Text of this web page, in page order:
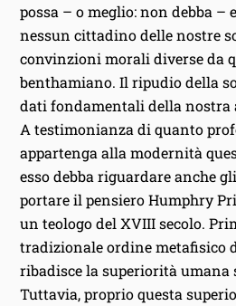
possa – o meglio: non debba –
nessun cittadino delle nostre
convinzioni morali diverse da
benthamiano. Il ripudio della
dati fondamentali della nostra
A testimonianza di quanto
appartenga alla modernità
esso debba riguardare anche
portare il pensiero Humphry
un teologo del XVIII secolo.
tradizionale ordine metafisico
ribadisce la superiorità umana
Tuttavia, proprio questa